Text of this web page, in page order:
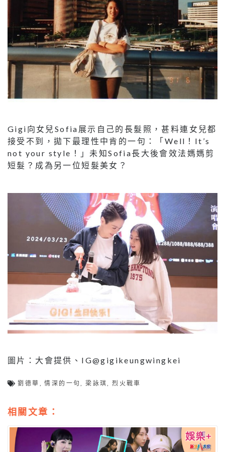
Gigi向女兒Sofia展示自己的長髮照，甚料連女兒都
接受不到，拋下最理性中肯的一句：「Well！It’s
not your style！」未知Sofia長大後會效法媽媽剪
短髮？成為另一位短髮美女？
圖片：大會提供、IG@gigikeungwingkei
劉德華 ,情深的一句 ,梁詠琪 ,烈火戰車
相關文章：